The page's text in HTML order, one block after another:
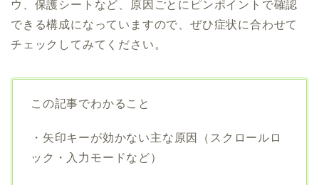
ウ、保護シートなど、原因ごとにピンポイントで確認
できる構成になっていますので、ぜひ症状に合わせて
チェックしてみてください。
この記事でわかること
・矢印キーが効かない主な原因（スクロールロ
ック・入力モードなど）